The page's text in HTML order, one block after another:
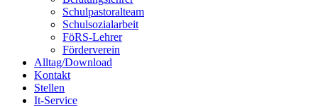
Schulpastoralteam
Schulsozialarbeit
FöRS-Lehrer
Förderverein
Alltag/Download
Kontakt
Stellen
It-Service